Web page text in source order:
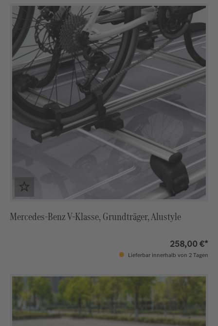
Mercedes-Benz V-Klasse, Grundträger, Alustyle
258,00 €*
Lieferbar innerhalb von 2 Tagen